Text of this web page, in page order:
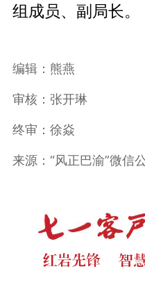
组成员、副局长。
编辑：熊燕
审核：张开琳
终审：徐焱
来源：“风正巴渝”微信